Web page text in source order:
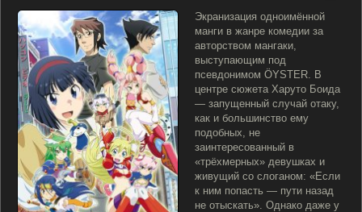
Экранизация одноимённой
манги в жанре комедии за
авторством мангаки,
выступающим под
псевдонимом ÖYSTER. В
центре сюжета Харуто Боида
— запущенный случай отаку,
как и большинство ему
подобных, не
заинтересованный в
«трёхмерных» девушках и
живущий со слоганом: «Если
к ним попасть — пути назад
не отыскать». Однако даже у